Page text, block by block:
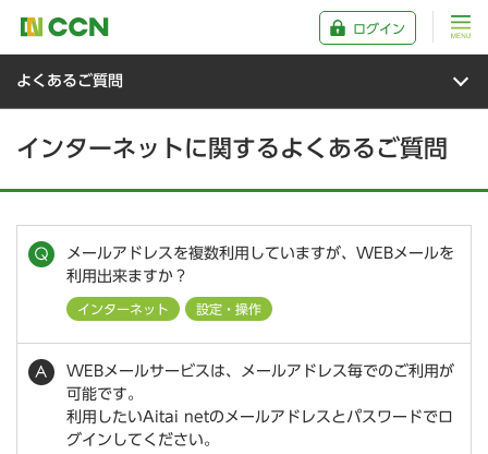
ログイン
よくあるご質問
インターネットに関するよくあるご質問
メールアドレスを複数利用していますが、WEBメールを
利用出来ますか？
インターネット 設定・操作
WEBメールサービスは、メールアドレス毎でのご利用が
可能です。
利用したいAitai netのメールアドレスとパスワードでロ
グインしてください。